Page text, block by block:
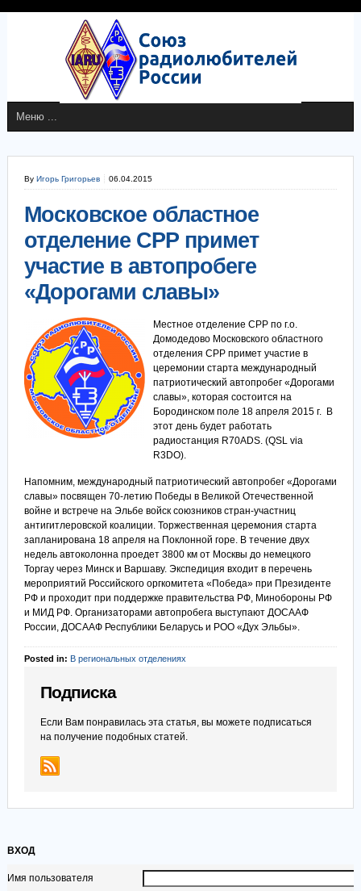
By Игорь Григорьев 06.04.2015
Московское областное
отделение СРР примет
участие в автопробеге
«Дорогами славы»
Местное отделение СРР по г.о.
Домодедово Московского областного
отделения СРР примет участие в
церемонии старта международный
патриотический автопробег «Дорогами
славы», которая состоится на
Бородинском поле 18 апреля 2015 г. В
этот день будет работать
радиостанция R70ADS. (QSL via
R3DO).
Напомним, международный патриотический автопробег «Дорогами
славы» посвящен 70-летию Победы в Великой Отечественной
войне и встрече на Эльбе войск союзников стран-участниц
антигитлеровской коалиции. Торжественная церемония старта
запланирована 18 апреля на Поклонной горе. В течение двух
недель автоколонна проедет 3800 км от Москвы до немецкого
Торгау через Минск и Варшаву. Экспедиция входит в перечень
мероприятий Российского оргкомитета «Победа» при Президенте
РФ и проходит при поддержке правительства РФ, Минобороны РФ
и МИД РФ. Организаторами автопробега выступают ДОСААФ
России, ДОСААФ Республики Беларусь и РОО «Дух Эльбы».
Posted in: В региональных отделениях
Подписка
Если Вам понравилась эта статья, вы можете подписаться
на получение подобных статей.
ВХОД
Имя пользователя